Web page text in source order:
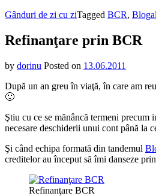
Gânduri de zi cu ziTagged BCR,
Refinanţare prin BCR
by dorinu Posted on 13.06.2011
După un an greu în viaţă, în care am
🙂
Ştiu cu ce se mănâncă termeni
necesare deschiderii unui cont până la
Şi când echipa formată din tandemul
creditelor au început să îmi danseze
Refinanţare BCR